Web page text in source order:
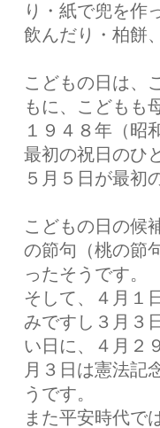
り・紙で兜を作
飲んだり・柏餅
こどもの日は、
もに、こどもも
１９４８年（昭
最初の祝日のひ
５月５日が最初
こどもの日の候
の節句（桃の節
ったそうです。
そして、４月１
みですし３月３
い日に、４月２
月３日は憲法記
うです。
また平安時代で